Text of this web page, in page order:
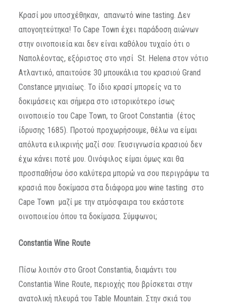
Κρασί μου υποσχέθηκαν, απανωτό wine tasting. Δεν
απογοητεύτηκα! Το Cape Town έχει παράδοση αιώνων
στην οινοποιεία και δεν είναι καθόλου τυχαίο ότι ο
Ναπολέοντας, εξόριστος στο νησί St. Helena στον νότιο
Ατλαντικό, απαιτούσε 30 μπουκάλια του κρασιού Grand
Constance μηνιαίως. Το ίδιο κρασί μπορείς να το
δοκιμάσεις και σήμερα στο ιστορικότερο ίσως
οινοποιείο του Cape Town, το Groot Constantia (έτος
ίδρυσης 1685). Προτού προχωρήσουμε, θέλω να είμαι
απόλυτα ειλικρινής μαζί σου: Γευσιγνωσία κρασιού δεν
έχω κάνει ποτέ μου. Οινόφιλος είμαι όμως και θα
προσπαθήσω όσο καλύτερα μπορώ να σου περιγράψω τα
κρασιά που δοκίμασα στα διάφορα μου wine tasting στο
Cape Town μαζί με την ατμόσφαιρα του εκάστοτε
οινοποιείου όπου τα δοκίμασα. Σύμφωνοι;
ConstantiaWineRoute
Πίσω λοιπόν στο Groot Constantia, διαμάντι του
Constantia Wine Route, περιοχής που βρίσκεται στην
ανατολική πλευρά του Table Mountain. Στην σκιά του